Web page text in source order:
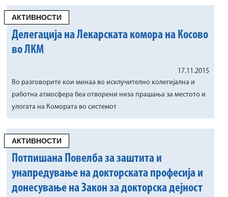
АКТИВНОСТИ
Делегација на Лекарската комора на Косово
во ЛКМ
17.11.2015
Во разговорите кои минаа во исклучително колегијална и
работна атмосфера беа отворени низа прашања за местото и
улогата на Комората во системот
АКТИВНОСТИ
Потпишана Повелба за заштита и
унапредување на докторската професија и
донесување на Закон за докторска дејност